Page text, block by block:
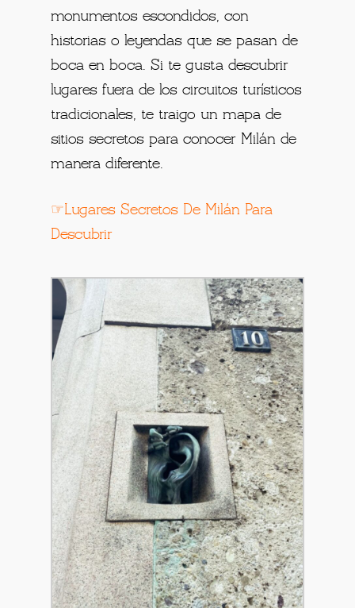
monumentos escondidos, con
historias o leyendas que se pasan de
boca en boca. Si te gusta descubrir
lugares fuera de los circuitos turísticos
tradicionales, te traigo un mapa de
sitios secretos para conocer Milán de
manera diferente.
☞Lugares Secretos De Milán Para
Descubrir